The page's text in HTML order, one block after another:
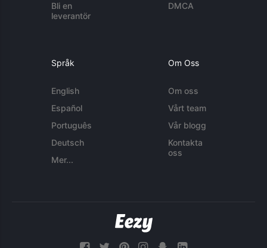
Bli en
leverantör
DMCA
Språk
English
Español
Português
Deutsch
Mer...
Om Oss
Om oss
Vårt team
Vår blogg
Kontakta
oss